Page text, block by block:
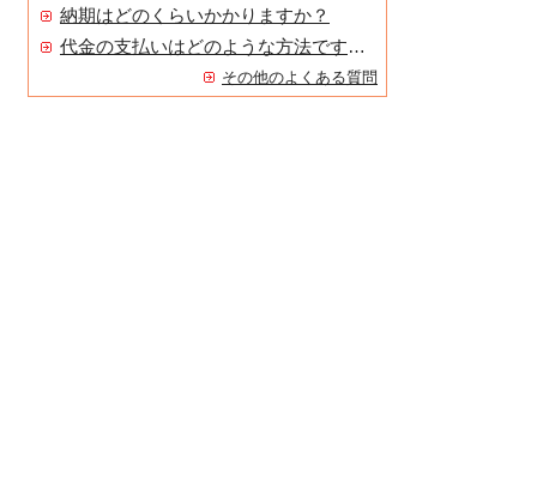
納期はどのくらいかかりますか？
代金の支払いはどのような方法ですか？
その他のよくある質問